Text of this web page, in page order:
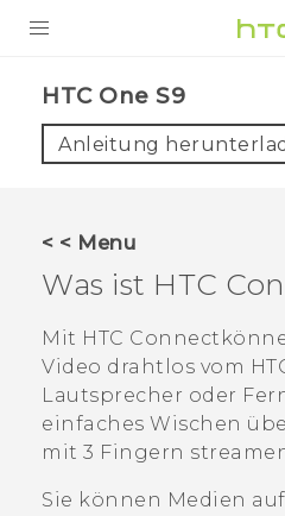
VIVE
UNTERSTÜTZUNG
HTC-Geräte und Zubehör
Anmelden
HTC One S9‎
Anleitung
< < Menu
Was ist HTC
Mit HTC Connect
Video drahtlos vom
Lautsprecher oder
einfaches Wischen
mit 3 Fingern
Sie können Medien